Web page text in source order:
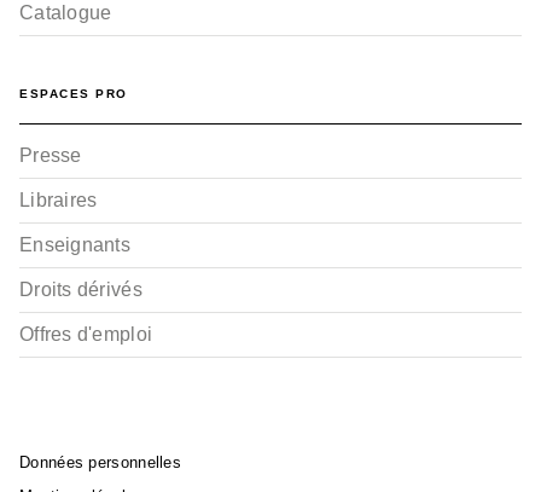
Catalogue
ESPACES PRO
Presse
Libraires
Enseignants
Droits dérivés
Offres d'emploi
Données personnelles